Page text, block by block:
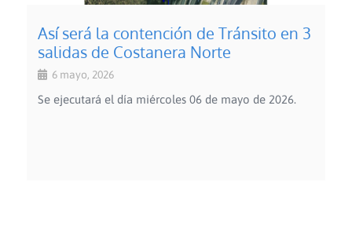
Así será la contención de Tránsito en 3
salidas de Costanera Norte
6 mayo, 2026
Se ejecutará el día miércoles 06 de mayo de 2026.